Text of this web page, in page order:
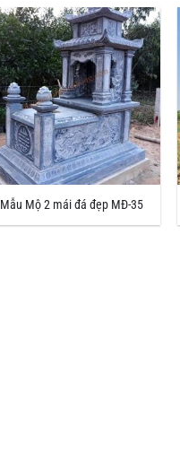
Mẫu Mộ 2 mái đá đẹp MĐ-35